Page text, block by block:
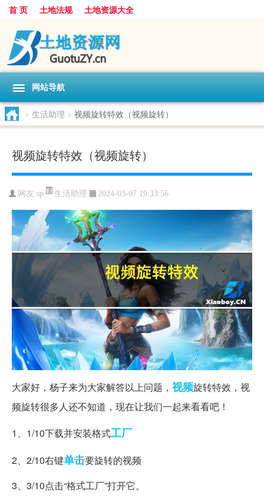
首 页 土地法规 土地资源大全
网站导航
> 生活助理 > 视频旋转特效（视频旋转）
视频旋转特效（视频旋转）
网友:sp 生活助理 2024-03-07 19:33:56
大家好，杨子来为大家解答以上问题， 视频旋转特效，视
频旋转很多人还不知道，现在让我们一起来看看吧！
1、1/10下载并安装格式工厂
2、2/10右键单击要旋转的视频
3、3/10点击“格式工厂”打开它。